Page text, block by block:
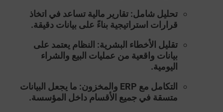
تحليل شامل: تقارير مالية تساعد في اتخاذ
قرارات استراتيجية بناءً على بيانات دقيقة.
تقليل الأخطاء البشرية: النظام يعتمد على
بيانات واقعية من عمليات البيع والشراء
اليومية.
التكامل مع ERP والمخزون
: ما يجعل البيانات
متسقة في جميع الأقسام داخل المؤسسة.